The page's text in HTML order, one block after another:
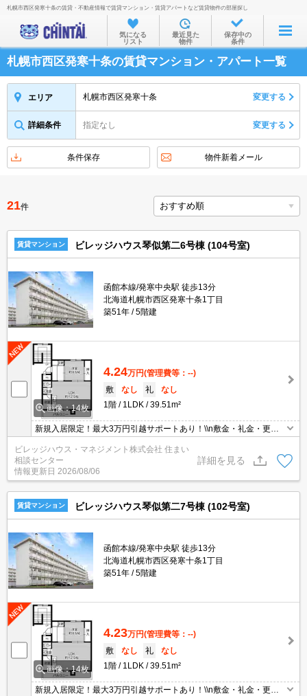
お部屋を探す
沿線・駅から
住所から
家賃相場から
物件特集から
不動産会社から
TOP
札幌市西区発寒十条の賃貸・不動産情報で賃貸マンション・賃貸アパートなど賃貸物件の部屋探し
気になる
リスト
最近見た
物件
保存中の
条件
札幌市西区発寒十条の賃貸マンション・アパート一覧
エリア 札幌市西区発寒十条 変更する
詳細条件 指定なし 変更する
条件保存 物件新着メール
21件
賃貸マンション ビレッジハウス琴似第二6号棟 (104号室)
函館本線/発寒中央駅 徒歩13分
北海道札幌市西区発寒十条1丁目
築51年
5階建
画像：14枚
4.24万円(管理費等：--)
敷
なし 礼
なし
1階
1LDK 39.51m²
新規入居限定！最大3万円引越サポートあり！\\n敷金・礼金・更新
料・鍵交換手数料0円！※契約内容や審査の結果、敷金をお預かり
する場合がございます。
ビレッジハウス・マネジメント株式会社 住まい
相談センター
情報更新日 2026/08/06
詳細を見る
賃貸マンション ビレッジハウス琴似第二7号棟 (102号室)
函館本線/発寒中央駅 徒歩13分
北海道札幌市西区発寒十条1丁目
築51年
5階建
画像：14枚
4.23万円(管理費等：--)
敷
なし 礼
なし
1階
1LDK 39.51m²
新規入居限定！最大3万円引越サポートあり！\\n敷金・礼金・更新